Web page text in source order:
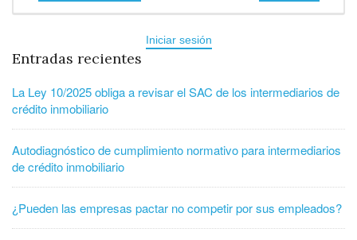
Iniciar sesión
Entradas recientes
La Ley 10/2025 obliga a revisar el SAC de los intermediarios de
crédito inmobiliario
Autodiagnóstico de cumplimiento normativo para intermediarios
de crédito inmobiliario
¿Pueden las empresas pactar no competir por sus empleados?